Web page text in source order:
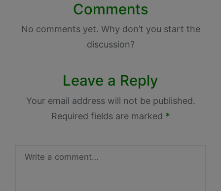
Comments
No comments yet. Why don’t you start the
discussion?
Leave a Reply
Your email address will not be published.
Required fields are marked *